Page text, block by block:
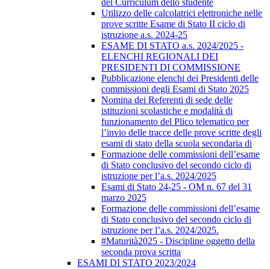
del Curriculum dello studente
Utilizzo delle calcolatrici elettroniche nelle
prove scritte Esame di Stato II ciclo di
istruzione a.s. 2024-25
ESAME DI STATO a.s. 2024/2025 -
ELENCHI REGIONALI DEI
PRESIDENTI DI COMMISSIONE
Pubblicazione elenchi dei Presidenti delle
commissioni degli Esami di Stato 2025
Nomina dei Referenti di sede delle
istituzioni scolastiche e modalità di
funzionamento del Plico telematico per
l’invio delle tracce delle prove scritte degli
esami di stato della scuola secondaria di
Formazione delle commissioni dell’esame
di Stato conclusivo del secondo ciclo di
istruzione per l’a.s. 2024/2025
Esami di Stato 24-25 - OM n. 67 del 31
marzo 2025
Formazione delle commissioni dell’esame
di Stato conclusivo del secondo ciclo di
istruzione per l’a.s. 2024/2025.
#Maturità2025 - Discipline oggetto della
seconda prova scritta
ESAMI DI STATO 2023/2024